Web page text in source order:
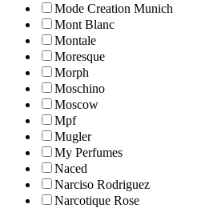
Mode Creation Munich
Mont Blanc
Montale
Moresque
Morph
Moschino
Moscow
Mpf
Mugler
My Perfumes
Naced
Narciso Rodriguez
Narcotique Rose